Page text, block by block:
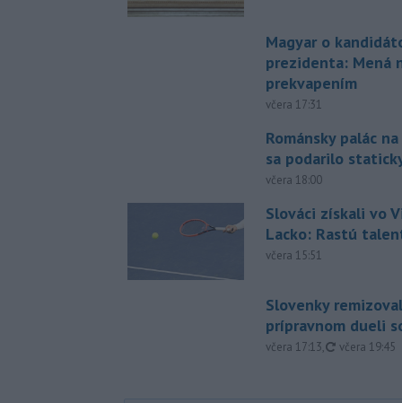
Magyar o
prezidenta: Mená
prekvapením
včera 17:31
Románsky palác
sa podarilo
včera 18:00
Slováci získali vo
Lacko: Rastú
včera 15:51
Slovenky
prípravnom dueli
včera 17:13, aktualizované
včera 19:45